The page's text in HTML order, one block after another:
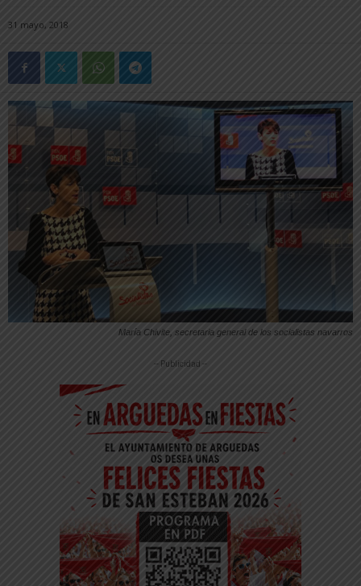
31 mayo, 2018
María Chivite, secretaria general de los socialistas navarros
-- Publicidad --